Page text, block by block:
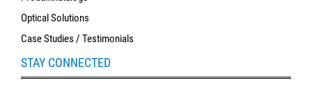
Optical Solutions
Case Studies / Testimonials
STAY CONNECTED